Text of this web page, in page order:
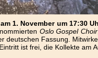
1. November um 17:30
Oslo Gospel Choir
deutschen Fassung.
ist frei, die Kollekte